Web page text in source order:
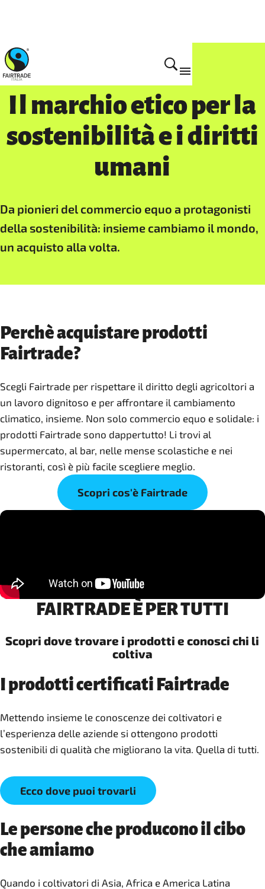
Il marchio etico per la
sostenibilità e i diritti
umani
Da pionieri del commercio equo a protagonisti
della sostenibilità: insieme cambiamo il mondo,
un acquisto alla volta.
Perchè acquistare prodotti
Fairtrade?
Scegli Fairtrade per rispettare il diritto degli agricoltori a
un lavoro dignitoso e per affrontare il cambiamento
climatico, insieme. Non solo commercio equo e solidale: i
prodotti Fairtrade sono dappertutto! Li trovi al
supermercato, al bar, nelle mense scolastiche e nei
ristoranti, così è più facile scegliere meglio.
Scopri cos'è Fairtrade
FAIRTRADE È PER TUTTI
Scopri dove trovare i prodotti e conosci chi li
coltiva
I prodotti certificati Fairtrade
Mettendo insieme le conoscenze dei coltivatori e
l’esperienza delle aziende si ottengono prodotti
sostenibili di qualità che migliorano la vita. Quella di tutti.
Ecco dove puoi trovarli
Le persone che producono il cibo
che amiamo
Quando i coltivatori di Asia, Africa e America Latina